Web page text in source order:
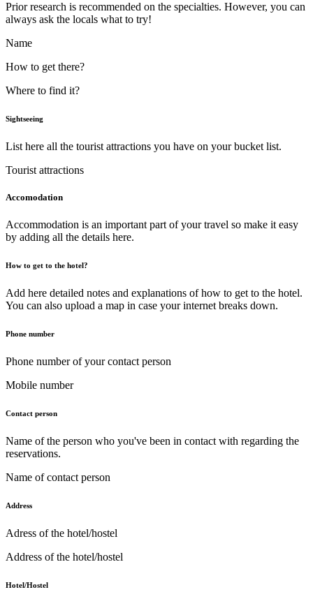
Prior research is recommended on the specialties. However, you can
always ask the locals what to try!
Name
How to get there?
Where to find it?
Sightseeing
List here all the tourist attractions you have on your bucket list.
Tourist attractions
Accomodation
Accommodation is an important part of your travel so make it easy
by adding all the details here.
How to get to the hotel?
Add here detailed notes and explanations of how to get to the hotel.
You can also upload a map in case your internet breaks down.
Phone number
Phone number of your contact person
Mobile number
Contact person
Name of the person who you've been in contact with regarding the
reservations.
Name of contact person
Address
Adress of the hotel/hostel
Address of the hotel/hostel
Hotel/Hostel